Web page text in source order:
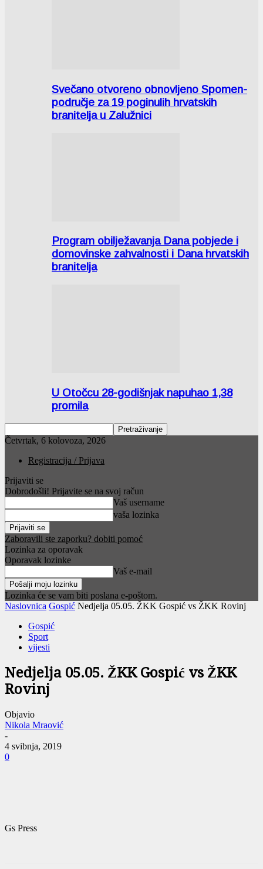
Svečano otvoreno obnovljeno Spomen-
područje za 19 poginulih hrvatskih
branitelja u Zalužnici
Program obilježavanja Dana pobjede i
domovinske zahvalnosti i Dana hrvatskih
branitelja
U Otočcu 28-godišnjak napuhao 1,38
promila
Četvrtak, 6 kolovoza, 2026
Registracija / Prijava
Prijaviti se
Dobrodošli! Prijavite se na svoj račun
Vaš username
vaša lozinka
Zaboravili ste zaporku? dobiti pomoć
Lozinka za oporavak
Oporavak lozinke
Vaš e-mail
Lozinka će se vam biti poslana e-poštom.
Naslovnica Gospić Nedjelja 05.05. ŽKK Gospić vs ŽKK Rovinj
Gospić
Sport
vijesti
Nedjelja 05.05. ŽKK Gospić vs ŽKK
Rovinj
Objavio
Nikola Mraović
-
4 svibnja, 2019
0
Gs Press